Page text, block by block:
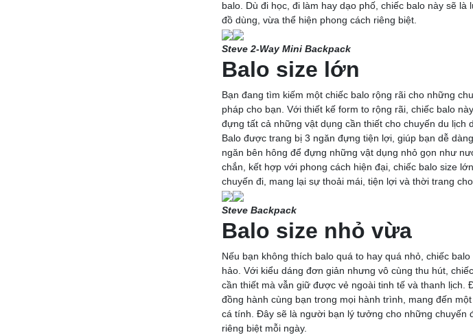
balo. Dù đi học, đi làm hay dạo phố, chiếc balo này sẽ
đồ dùng, vừa thể hiện phong cách riêng biệt.
Steve 2-Way Mini Backpack
Balo size lớn
Bạn đang tìm kiếm một chiếc balo rộng rãi cho những
pháp cho bạn. Với thiết kế form to rộng rãi, chiếc balo
đựng tất cả những vật dụng cần thiết cho chuyến du lịch
Balo được trang bị 3 ngăn đựng tiện lợi, giúp bạn dễ
ngăn bên hông để đựng những vật dụng nhỏ gọn như
chắn, kết hợp với phong cách hiện đại, chiếc balo size
chuyến đi, mang lại sự thoải mái, tiện lợi và thời trang cho
Steve Backpack
Balo size nhỏ vừa
Nếu bạn không thích balo quá to hay quá nhỏ, chiếc
hảo. Với kiểu dáng đơn giản nhưng vô cùng thu hút,
cần thiết mà vẫn giữ được vẻ ngoài tinh tế và thanh lịch.
đồng hành cùng bạn trong mọi hành trình, mang đến
cá tính. Đây sẽ là người bạn lý tưởng cho những chuyến
riêng biệt mỗi ngày.